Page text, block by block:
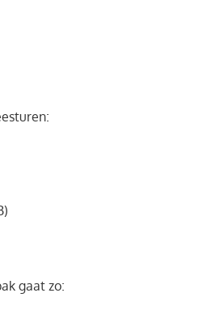
gaat zo: